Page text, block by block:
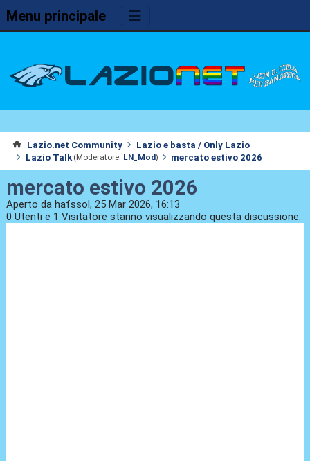
Menu principale
Lazio.net Community
Lazio e basta / Only Lazio
Lazio Talk (Moderatore: LN_Mod) mercato estivo 2026
mercato estivo 2026
Aperto da hafssol, 25 Mar 2026, 16:13
0 Utenti e 1 Visitatore stanno visualizzando questa discussione.